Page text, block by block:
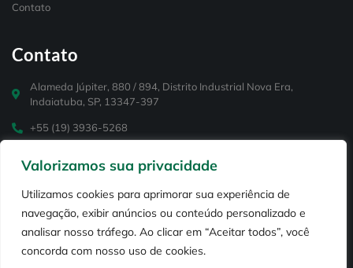
Valorizamos sua privacidade
Utilizamos cookies para aprimorar sua experiência de
navegação, exibir anúncios ou conteúdo personalizado e
analisar nosso tráfego. Ao clicar em “Aceitar todos”, você
concorda com nosso uso de cookies.
Contato
Contato
Alameda Júpiter, 880 / 894, Distrito Industrial Nova Era,
Indaiatuba, SP, 13347-397
+55 (19) 3936-5268